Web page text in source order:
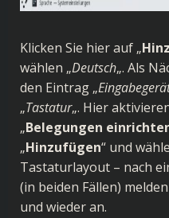
Klicken Sie hier auf „
wählen „Deutsch„. Als
den Eintrag „
„Tastatur„. Hier
„Belegungen
„Hinzufügen“ und
Tastaturlayout – nach
(in beiden Fällen)
und wieder an.